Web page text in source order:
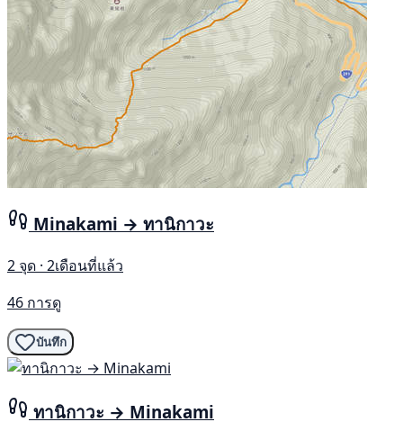
Minakami → ทานิกาวะ
2 จุด · 2เดือนที่แล้ว
46 การดู
บันทึก
ทานิกาวะ → Minakami